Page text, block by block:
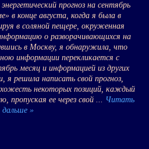
прогноз на сентябрь
в конце августа, когда я была в
в соляной пещере, окруженная
о разворачивающихся на
в Москву, я обнаружила, что
информации перекликается с
месяц и информацией из других
я решила написать свой прогноз,
некоторых позиций, каждый
пропуская ее через свой ... Читать
дальше »